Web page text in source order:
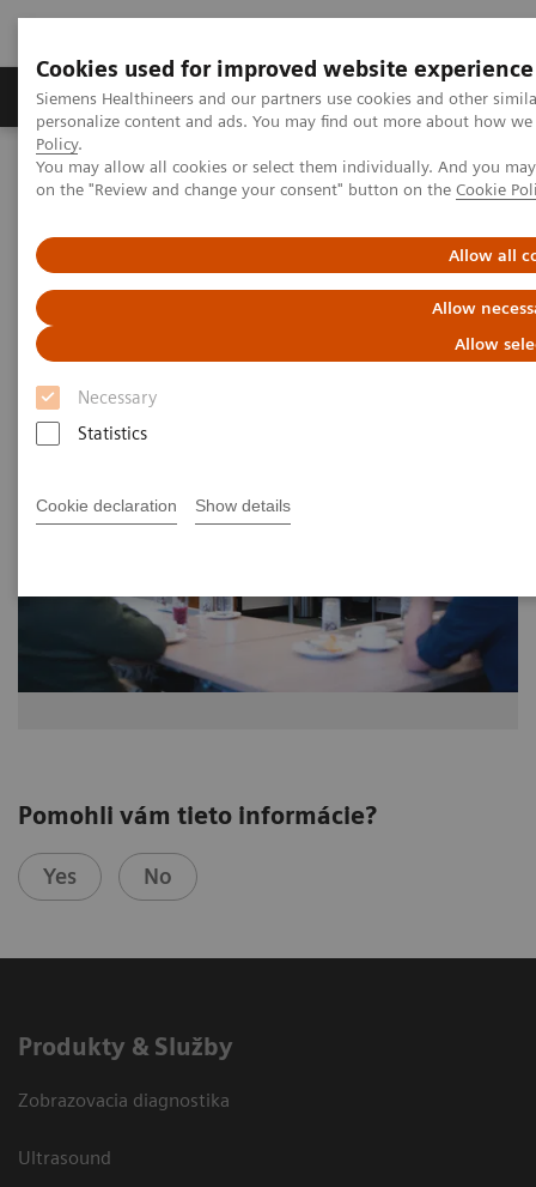
Cookies used for improved website experience
Siemens Healthineers and our partners use cookies and other
personalize content and ads. You may find out more about how
Policy.
You may allow all cookies or select them individually. And you
on the "Review and change your consent" button on the Cookie
Allow all
Allow
Allow
Necessary
Statistics
Cookie declaration Show details
Produkty a služby Podpora & Dokumentácia
Siemens Healthineers Slovakia
Zobrazovacia diagnostika
Molecular Imaging
MI World Summit 2026
Image 84
Pomohli vám tieto informácie?
Yes No
Produkty & Služby
Zobrazovacia diagnostika
Ultrasound